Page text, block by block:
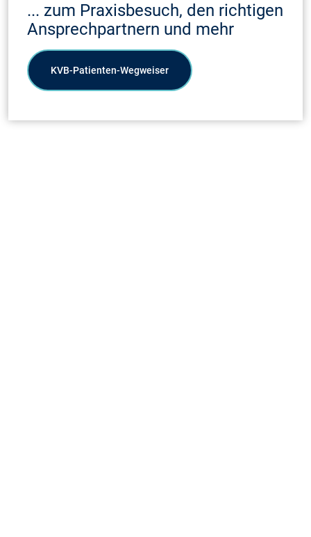
... zum Praxisbesuch, den richtigen
Ansprechpartnern und mehr
KVB-Patienten-Wegweiser